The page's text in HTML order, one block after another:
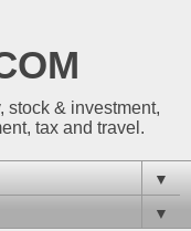
stock & investment,
tax and travel.
▼
▼